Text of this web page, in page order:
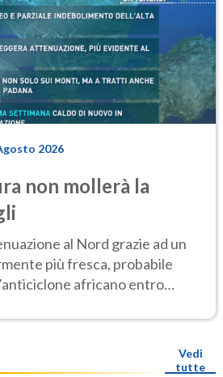
2026
non mollerà la
al Nord grazie ad un
più fresca, probabile
africano entro
Vedi
tutte